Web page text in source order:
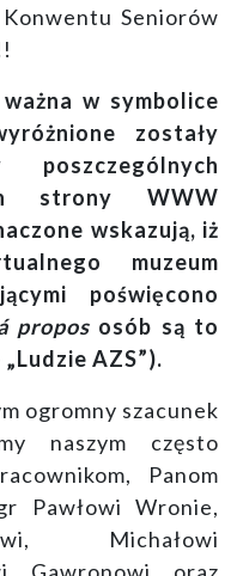
Seniorów
w symbolice
zostały
strony WWW
wskazują, iż
muzeum
poświęcono
propos osób są to
„Ludzie AZS”).
ogromny szacunek
naszym często
Panom
Pawłowi Wronie,
Michałowi